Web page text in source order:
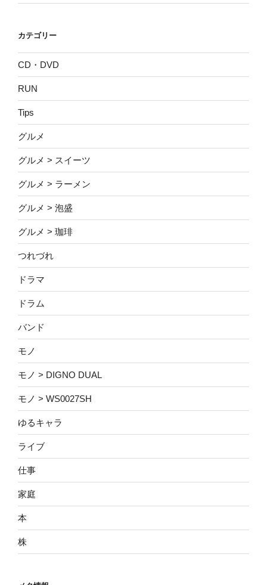
カテゴリー
CD・DVD
RUN
Tips
グルメ
グルメ > スイーツ
グルメ > ラーメン
グルメ > 泡盛
グルメ > 珈琲
つれづれ
ドラマ
ドラム
バンド
モノ
モノ > DIGNO DUAL
モノ > WS0027SH
ゆるキャラ
ライブ
仕事
家庭
本
株